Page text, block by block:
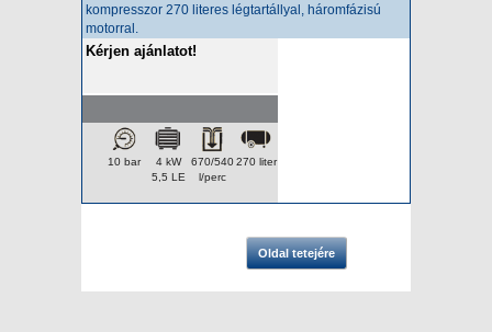
kompresszor 270 literes légtartállyal, háromfázisú
motorral.
Kérjen ajánlatot!
270 liter
670/540
l/perc
4 kW
5,5 LE
10 bar
Oldal tetejére